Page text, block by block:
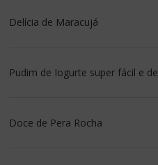
Delícia de Maracujá
Pudim de Iogurte super fácil e
Doce de Pera Rocha